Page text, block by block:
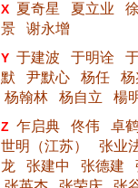
X 夏奇星 夏立业
景
谢永增
Y 于建波 于明诠
默
尹默心 杨任 杨
杨翰林
杨自立 楊
Z 乍启典 佟伟 卓
世明（江苏）
张业
龙
张建中 张德建